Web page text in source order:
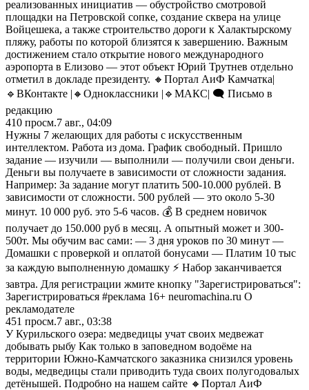
реализованных инициатив — обустройство смотровой
площадки на Петровской сопке, создание сквера на улице
Войцешека, а также строительство дороги к Халактырскому
пляжу, работы по которой близятся к завершению. Важным
достижением стало открытие нового международного
аэропорта в Елизово — этот объект Юрий Трутнев отдельно
отметил в докладе президенту. 🔸Портал АиФ Камчатка|
🔹ВКонтакте |🔸Одноклассники |🔹MАКС| 🗨️ Письмо в
редакцию
410 просм.7 авг., 04:09
Нужны 7 желающих для работы с искусственным
интеллектом. Работа из дома. График свободный. Пришло
задание — изучили — выполнили — получили свои деньги.
Деньги вы получаете в зависимости от сложности задания.
Например: За задание могут платить 500-10.000 рублей. В
зависимости от сложности. 500 рублей — это около 5-30
минут. 10 000 руб. это 5-6 часов. 💰 В среднем новичок
получает до 150.000 руб в месяц. А опытный может и 300-
500т. Мы обучим вас сами: — 3 дня уроков по 30 минут —
Домашки с проверкой и оплатой бонусами — Платим 10 тыс
за каждую выполненную домашку ⚡ Набор заканчивается
завтра. Для регистрации жмите кнопку "Зарегистрироваться":
Зарегистрироваться #реклама 16+ neuromachina.ru О
рекламодателе
451 просм.7 авг., 03:38
У Курильского озера: медведицы учат своих медвежат
добывать рыбу Как только в заповедном водоёме на
территории Южно-Камчатского заказника снизился уровень
воды, медведицы стали приводить туда своих полугодовалых
детёнышей. Подробно на нашем сайте 🔸Портал АиФ